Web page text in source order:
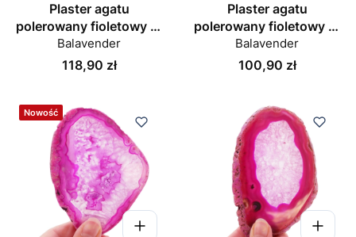
Plaster agatu
polerowany fioletowy nr
043
Balavender
Cena
118,90 zł
Plaster agatu
polerowany fioletowy nr
056
Balavender
Cena
100,90 zł
Nowość